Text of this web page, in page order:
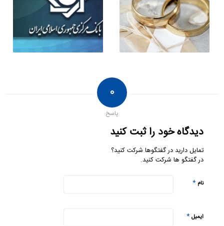
۰
پاسخ
دیدگاه خود را ثبت کنید
تمایل دارید در گفتگوها شرکت کنید؟
در گفتگو ها شرکت کنید.
نام*
ایمیل*